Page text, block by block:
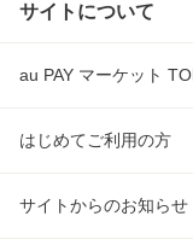
サイトについて
au PAY マーケット
はじめてご利用の方
サイトからのお知らせ